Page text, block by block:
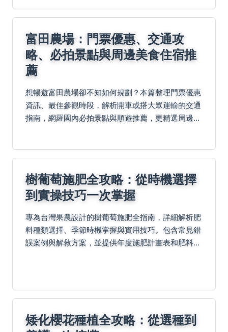
富田農場：門票優惠、交通攻
略、必拍景點與周邊美食住宿推
薦
想暢遊富田農場卻不知如何規劃？本篇整理門票優惠
資訊、最佳參觀時段，解析開車或搭大眾運輸的交通
指南，網羅園內必拍景點與順遊推薦，更精選周邊住
樹葡萄施肥全攻略：從時機選擇
到實操技巧一次掌握
專為台灣果農設計的樹葡萄施肥全指南，詳細解析肥
料種類選擇、季節時機掌握與實用技巧。包含常見錯
誤案例與解救方案，並提供年度施肥計畫表和肥料配
矮化櫻花種植全攻略：從選種到